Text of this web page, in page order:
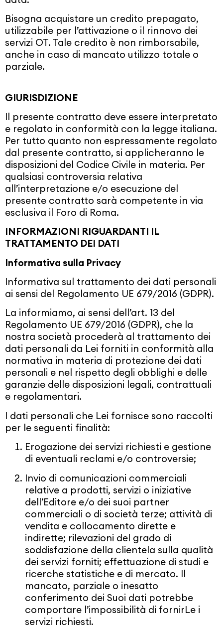
Bisogna acquistare un credito prepagato,
utilizzabile per l’attivazione o il rinnovo dei
servizi OT. Tale credito è non rimborsabile,
anche in caso di mancato utilizzo totale o
parziale.
GIURISDIZIONE
Il presente contratto deve essere interpretato
e regolato in conformità con la legge italiana.
Per tutto quanto non espressamente regolato
dal presente contratto, si applicheranno le
disposizioni del Codice Civile in materia. Per
qualsiasi controversia relativa
all’interpretazione e/o esecuzione del
presente contratto sarà competente in via
esclusiva il Foro di Roma.
INFORMAZIONI RIGUARDANTI IL
TRATTAMENTO DEI DATI
Informativa sulla Privacy
Informativa sul trattamento dei dati personali
ai sensi del Regolamento UE 679/2016 (GDPR).
La informiamo, ai sensi dell’art. 13 del
Regolamento UE 679/2016 (GDPR), che la
nostra società procederà al trattamento dei
dati personali da Lei forniti in conformità alla
normativa in materia di protezione dei dati
personali e nel rispetto degli obblighi e delle
garanzie delle disposizioni legali, contrattuali
e regolamentari.
I dati personali che Lei fornisce sono raccolti
per le seguenti finalità:
Erogazione dei servizi richiesti e gestione
di eventuali reclami e/o controversie;
Invio di comunicazioni commerciali
relative a prodotti, servizi o iniziative
dell’Editore e/o dei suoi partner
commerciali o di società terze; attività di
vendita e collocamento dirette e
indirette; rilevazioni del grado di
soddisfazione della clientela sulla qualità
dei servizi forniti; effettuazione di studi e
ricerche statistiche e di mercato. Il
mancato, parziale o inesatto
conferimento dei Suoi dati potrebbe
comportare l’impossibilità di fornirLe i
servizi richiesti.